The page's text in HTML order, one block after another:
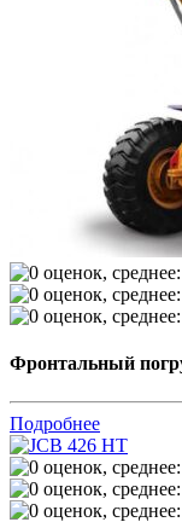
Фронтальный
Подробнее